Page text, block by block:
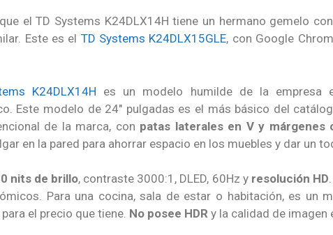
el TD Systems K24DLX14H tiene un hermano gemelo
Este es el TD Systems K24DLX15GLE, con Google
K24DLX14H es un modelo humilde de la empresa
Este modelo de 24″ pulgadas es el más básico del
de la marca, con patas laterales en V y márgenes
en la pared para ahorrar espacio en los muebles y dar un
nits de brillo, contraste 3000:1, DLED, 60Hz y resolución HD
Para una cocina, sala de estar o habitación, es un
el precio que tiene. No posee HDR y la calidad de imagen